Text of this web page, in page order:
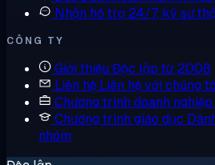
Nhận hỗ trợ 24/7, kỹ sư
CÔNG TY
Giới thiệu Độc lập từ 2008
Liên hệ Liên hệ với chúng
Chương trình doanh nghiệp
Chương trình giáo dục
nhóm